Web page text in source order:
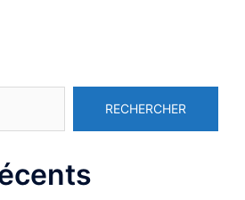
RECHERCHER